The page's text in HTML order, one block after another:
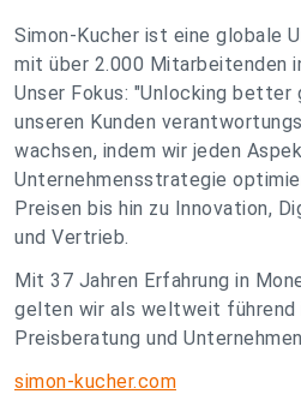
Simon-Kucher ist eine globale
mit über 2.000 Mitarbeitenden
Unser Fokus: "Unlocking better
unseren Kunden
wachsen, indem wir jeden
Unternehmensstrategie
Preisen bis hin zu Innovation,
und Vertrieb.
Mit 37 Jahren Erfahrung in
gelten wir als weltweit führend
Preisberatung und
simon-kucher.com